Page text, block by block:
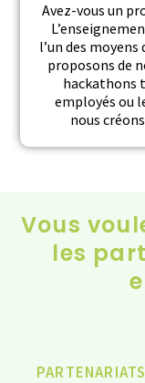
Avez-vous un
l’un des
proposons de
hackathons
employés ou
nous
Vous
les